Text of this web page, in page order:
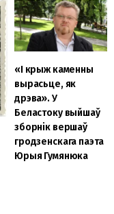
«І крыж каменны
вырасьце, як
дрэва». У
Беластоку выйшаў
зборнік вершаў
гродзенскага паэта
Юрыя Гумянюка